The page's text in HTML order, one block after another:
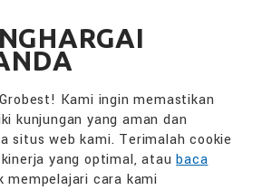
Kami ingin memastikan
kunjungan yang aman dan
situs web kami. Terimalah cookie
yang optimal, ataubaca
mempelajari cara kami